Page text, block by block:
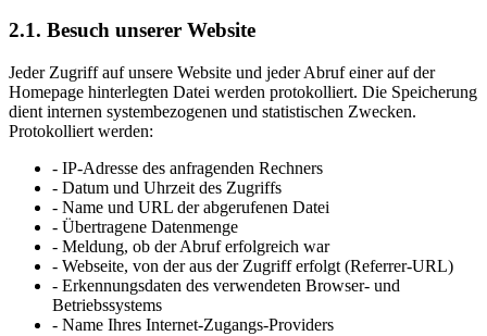
2.1. Besuch unserer Website
Jeder Zugriff auf unsere Website und jeder Abruf einer auf der
Homepage hinterlegten Datei werden protokolliert. Die Speicherung
dient internen systembezogenen und statistischen Zwecken.
Protokolliert werden:
- IP-Adresse des anfragenden Rechners
- Datum und Uhrzeit des Zugriffs
- Name und URL der abgerufenen Datei
- Übertragene Datenmenge
- Meldung, ob der Abruf erfolgreich war
- Webseite, von der aus der Zugriff erfolgt (Referrer-URL)
- Erkennungsdaten des verwendeten Browser- und
Betriebssystems
- Name Ihres Internet-Zugangs-Providers